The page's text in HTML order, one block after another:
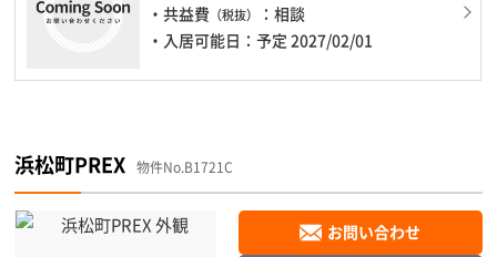
・共益費 （税抜）
：相談
・入居可能日：予定 2027/02/01
浜松町PREX 物件No.B1721C
お問い合わせ